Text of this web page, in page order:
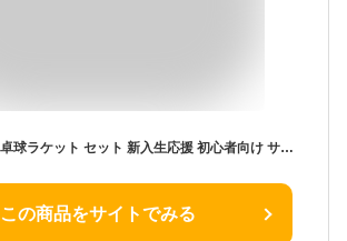
ニッタク Nittaku 卓球ラケット セット 新入生応援 初心者向け サナリオンNK 卓球ラバー/ラバー貼り/サイドテープ/ラケットケース/ボール1個/メンテナンス(ピンク)
この商品をサイトでみる